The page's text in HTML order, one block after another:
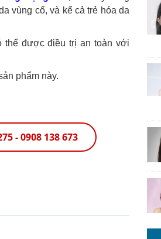
vùng cổ, và kể cả trẻ hóa da
thể được điều trị an toàn với
phẩm này.
- 0908 138 673